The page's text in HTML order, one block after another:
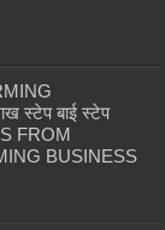
स्टेप बाई स्टेप
FROM
BUSINESS